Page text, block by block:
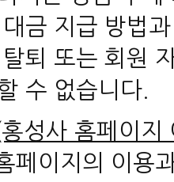
대금 지급 방법
퇴 또는 회원
수 없습니다.
성사 홈페이지
페이지의 이용